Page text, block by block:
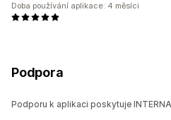
Doba používání aplikace: 4 měsíci
Podpora
Podporu k aplikaci poskytuje